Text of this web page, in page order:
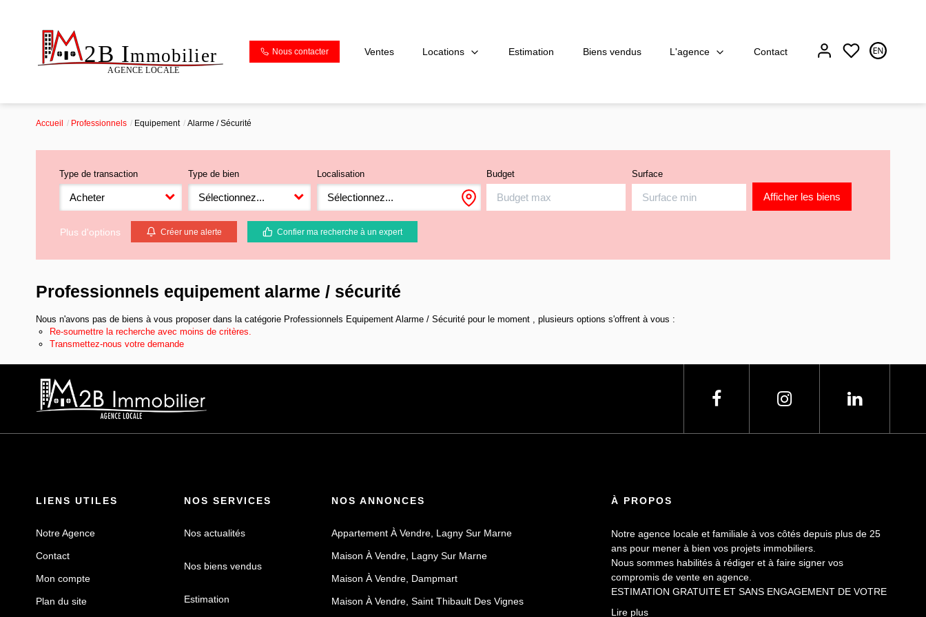
Nous contacter Ventes Locations Estimation Biens vendus L'agence Contact
Accueil Professionnels Equipement Alarme / Sécurité
Type de transaction
Acheter
Type de bien
Sélectionnez...
Localisation
Sélectionnez...
Budget Surface
Plus d'options Créer une alerte Confier ma recherche à un expert
Professionnels equipement alarme / sécurité
Nous n'avons pas de biens à vous proposer dans la catégorie Professionnels Equipement Alarme / Sécurité pour le moment , plusieurs options s'offrent à vous :
Re-soumettre la recherche avec moins de critères.
Transmettez-nous votre demande
LIENS UTILES
Notre Agence
Contact
Mon compte
Plan du site
NOS SERVICES
Nos actualités
Nos biens vendus
Estimation
NOS ANNONCES
Appartement À Vendre, Lagny Sur Marne
Maison À Vendre, Lagny Sur Marne
Maison À Vendre, Dampmart
Maison À Vendre, Saint Thibault Des Vignes
À PROPOS
Notre agence locale et familiale à vos côtés depuis plus de 25
ans pour mener à bien vos projets immobiliers.
Nous sommes habilités à rédiger et à faire signer vos
compromis de vente en agence.
ESTIMATION GRATUITE ET SANS ENGAGEMENT DE VOTRE
Lire plus